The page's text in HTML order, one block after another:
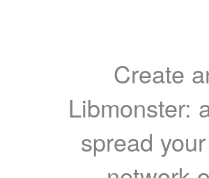
Create
Libmonster:
spread